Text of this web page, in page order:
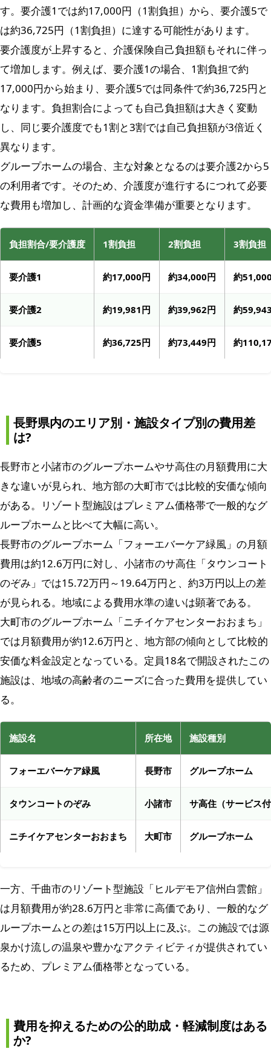
す。要介護1では約17,000円（1割負担）から、要介護5で
は約36,725円（1割負担）に達する可能性があります。
要介護度が上昇すると、介護保険自己負担額もそれに伴っ
て増加します。例えば、要介護1の場合、1割負担で約
17,000円から始まり、要介護5では同条件で約36,725円と
なります。負担割合によっても自己負担額は大きく変動
し、同じ要介護度でも1割と3割では自己負担額が3倍近く
異なります。
グループホームの場合、主な対象となるのは要介護2から5
の利用者です。そのため、介護度が進行するにつれて必要
な費用も増加し、計画的な資金準備が重要となります。
負担割合/要介護度 1割負担 2割負担 3割負担
要介護1 約17,000円 約34,000円 約
要介護2 約19,981円 約39,962円 約
要介護5 約36,725円 約73,449円 約
長野県内のエリア別・施設タイプ別の費用差
は?
長野市と小諸市のグループホームやサ高住の月額費用に大
きな違いが見られ、地方部の大町市では比較的安価な傾向
がある。リゾート型施設はプレミアム価格帯で一般的なグ
ループホームと比べて大幅に高い。
長野市のグループホーム「フォーエバーケア緑風」の月額
費用は約12.6万円に対し、小諸市のサ高住「タウンコート
のぞみ」では15.72万円～19.64万円と、約3万円以上の差
が見られる。地域による費用水準の違いは顕著である。
大町市のグループホーム「ニチイケアセンターおおまち」
では月額費用が約12.6万円と、地方部の傾向として比較的
安価な料金設定となっている。定員18名で開設されたこの
施設は、地域の高齢者のニーズに合った費用を提供してい
る。
施設名 所在地 施設種別
フォーエバーケア緑風 長野市 グループホーム
タウンコートのぞみ 小諸市 サ高住（サービス
ニチイケアセンターおおまち 大町市 グループホーム
一方、千曲市のリゾート型施設「ヒルデモア信州白雲館」
は月額費用が約28.6万円と非常に高価であり、一般的なグ
ループホームとの差は15万円以上に及ぶ。この施設では源
泉かけ流しの温泉や豊かなアクティビティが提供されてい
るため、プレミアム価格帯となっている。
費用を抑えるための公的助成・軽減制度はある
か?